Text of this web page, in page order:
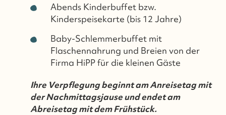
Abends Kinderbuffet bzw.
Kinderspeisekarte (bis 12 Jahre)
Baby-Schlemmerbuffet mit
Flaschennahrung und Breien von der
Firma HiPP für die kleinen Gäste
Ihre Verpflegung beginnt am Anreisetag mit
der Nachmittagsjause und endet am
Abreisetag mit dem Frühstück.